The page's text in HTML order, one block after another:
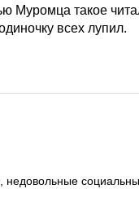
Муромца такое
всех лупил.
недовольные